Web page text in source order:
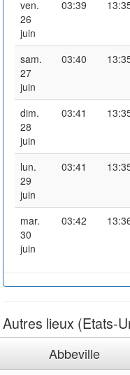
ven.
26
juin
03:39
sam.
27
juin
03:40
dim.
28
juin
03:41
lun.
29
juin
03:41
mar.
30
juin
03:42
Autres lieux (Etats-
Abbeville